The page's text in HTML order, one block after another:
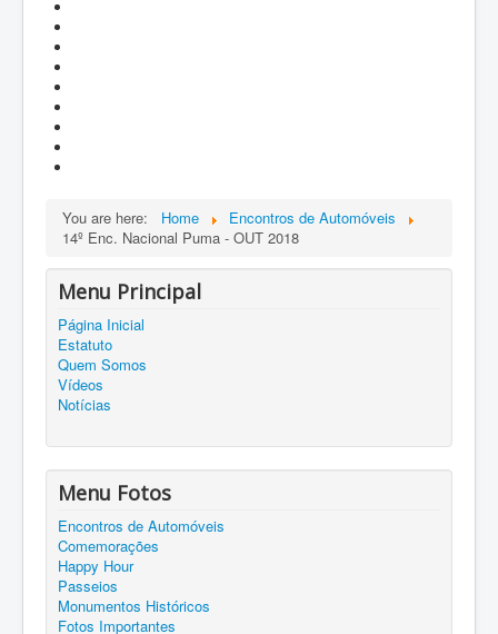
You are here: Home
Encontros de Automóveis
14º Enc. Nacional Puma - OUT 2018
Menu Principal
Página Inicial
Estatuto
Quem Somos
Vídeos
Notícias
Menu Fotos
Encontros de Automóveis
Comemorações
Happy Hour
Passeios
Monumentos Históricos
Fotos Importantes